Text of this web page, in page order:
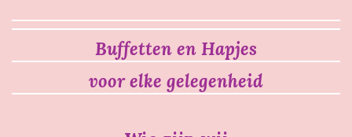
Buffetten en Hapjes
voor elke gelegenheid